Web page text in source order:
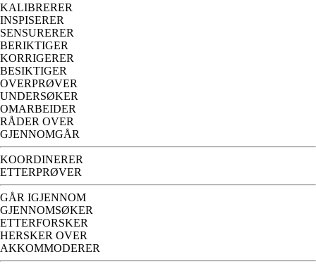
KALIBRERER
INSPISERER
SENSURERER
BERIKTIGER
KORRIGERER
BESIKTIGER
OVERPRØVER
UNDERSØKER
OMARBEIDER
RÅDER OVER
GJENNOMGÅR
KOORDINERER
ETTERPRØVER
GÅR IGJENNOM
GJENNOMSØKER
ETTERFORSKER
HERSKER OVER
AKKOMMODERER